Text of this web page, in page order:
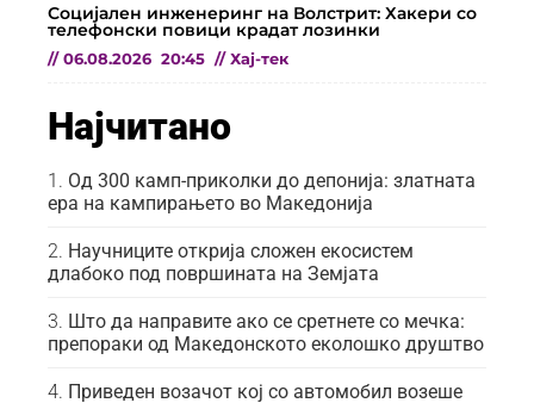
Социјален инженеринг на Волстрит: Хакери со
телефонски повици крадат лозинки
// 06.08.2026 20:45 // Хај-тек
Најчитано
Од 300 камп-приколки до депонија: златната
ера на кампирањето во Македонија
Научниците открија сложен екосистем
длабоко под површината на Земјата
Што да направите ако се сретнете со мечка:
препораки од Македонското еколошко друштво
Приведен возачот кој со автомобил возеше